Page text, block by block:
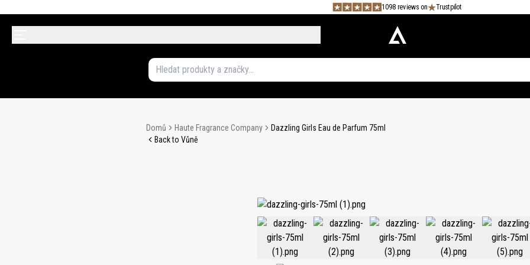
1098 reviews on Trustpilot
Domů Haute Fragrance Company
Dazzling Girls Eau de Parfum 75ml
Back to Vůně